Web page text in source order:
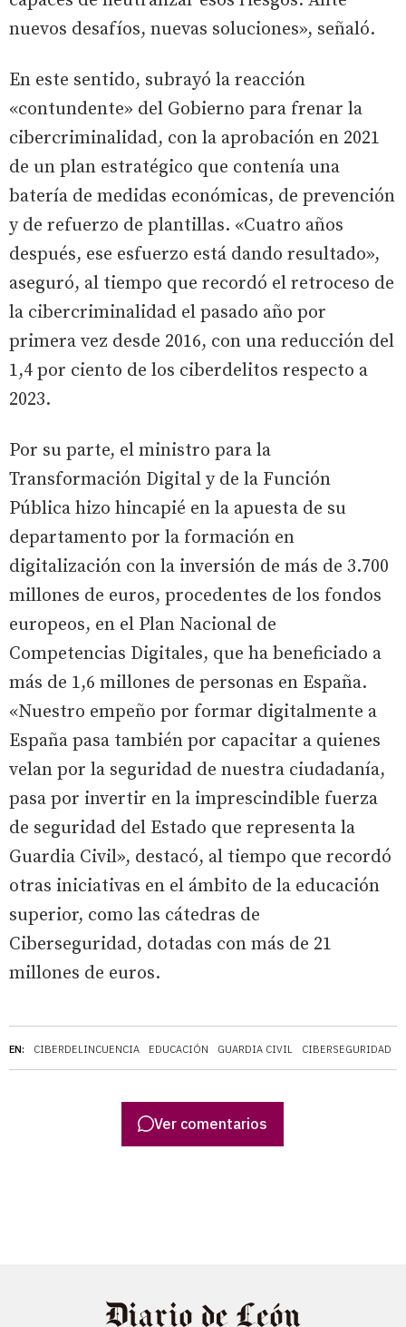
EN: CIBERDELINCUENCIA EDUCACIÓN GUARDIA CIVIL CIBERSEGURIDAD
nuevos desafíos, nuevas soluciones», señaló.
En este sentido, subrayó la reacción
«contundente» del Gobierno para frenar la
cibercriminalidad, con la aprobación en 2021
de un plan estratégico que contenía una
batería de medidas económicas, de prevención
y de refuerzo de plantillas. «Cuatro años
después, ese esfuerzo está dando resultado»,
aseguró, al tiempo que recordó el retroceso de
la cibercriminalidad el pasado año por
primera vez desde 2016, con una reducción del
1,4 por ciento de los ciberdelitos respecto a
2023.
Por su parte, el ministro para la
Transformación Digital y de la Función
Pública hizo hincapié en la apuesta de su
departamento por la formación en
digitalización con la inversión de más de 3.700
millones de euros, procedentes de los fondos
europeos, en el Plan Nacional de
Competencias Digitales, que ha beneficiado a
más de 1,6 millones de personas en España.
«Nuestro empeño por formar digitalmente a
España pasa también por capacitar a quienes
velan por la seguridad de nuestra ciudadanía,
pasa por invertir en la imprescindible fuerza
de seguridad del Estado que representa la
Guardia Civil», destacó, al tiempo que recordó
otras iniciativas en el ámbito de la educación
superior, como las cátedras de
Ciberseguridad, dotadas con más de 21
millones de euros.
Ver comentarios